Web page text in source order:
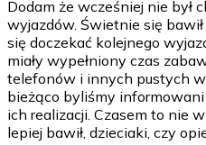
Dodam że wcześniej nie był
wyjazdów. Świetnie się
się doczekać kolejnego
miały wypełniony czas
telefonów i innych pustych
bieżąco byliśmy
ich realizacji. Czasem to nie
lepiej bawił, dzieciaki, czy